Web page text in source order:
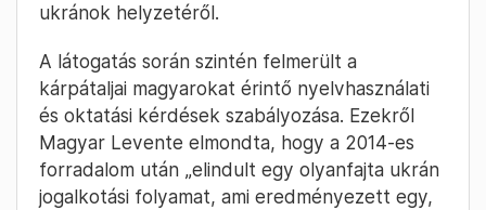
ukránok helyzetéről.
A látogatás során szintén felmerült a
kárpátaljai magyarokat érintő nyelvhasználati
és oktatási kérdések szabályozása. Ezekről
Magyar Levente elmondta, hogy a 2014-es
forradalom után „elindult egy olyanfajta ukrán
jogalkotási folyamat, ami eredményezett egy,